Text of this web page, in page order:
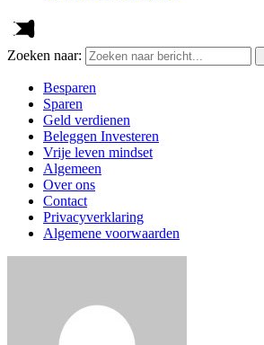
Zoeken naar:
Besparen
Sparen
Geld verdienen
Beleggen Investeren
Vrije leven mindset
Algemeen
Over ons
Contact
Privacyverklaring
Algemene voorwaarden